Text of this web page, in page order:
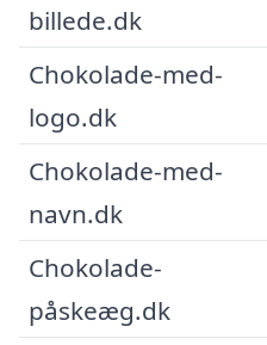
billede.dk
Chokolade-med-
logo.dk
Chokolade-med-
navn.dk
Chokolade-
påskeæg.dk